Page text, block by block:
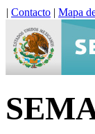
| Contacto | Mapa